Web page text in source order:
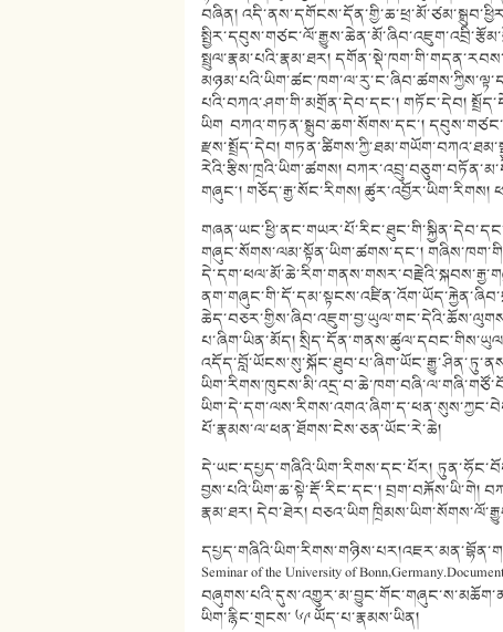
བཞིན།
སྤྲུལ་རྣམ་པའི་རྣམ་ཐར།
པའི་བཀའ་ཤག་གི་མགྲོན་དེབ་དང་། གཏོང་དེབ།
ཡིག བཀའ་གཏན་སྒྲུབ་ཆག་སོགས་དང་།
རྫས་སྤྲོད་དེབ།
རེའི་རྩིས་ཁྲའི་ཡིག་ཚགས།
གཞུང་། གཅོད་རྒྱ་སོང་རིགས། ཚུར་འབྱོར་ཡིག་རིགས།
གཞུང་སོགས་ལམ་སྟོན་ཡིག་ཚགས་དང་།
པ་ཞིག་ཡིན་མོད།
པོ་རྣམས་ལ་ཕན་ཐོགས་ངེས་ཅན་ཡོང་རེ་ཆེ།
དེ་ཡང་དཔྱད་གཞིའི་ཡིག་རིགས་དང་པོར།
བྱས་པའི་ཡིག་ཆ་སྟེ་རྡོ་རིང་དང་།
རྣམ་ཐར། དེབ་ཐེར། བཅའ་ཡིག
Seminar of the University of
ཡིག་རྙིང་གྲངས་ ༦༩ ཡོད་པ་རྣམས་ཡིན།